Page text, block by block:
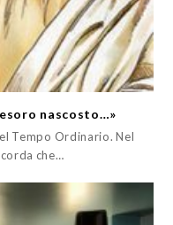
nascosto…»
Tempo Ordinario. Nel
che…